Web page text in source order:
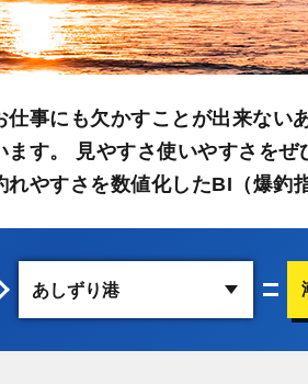
事にも欠かすことが出来ない
す。 見やすさ使いやすさをぜ
やすさを数値化したBI（爆釣